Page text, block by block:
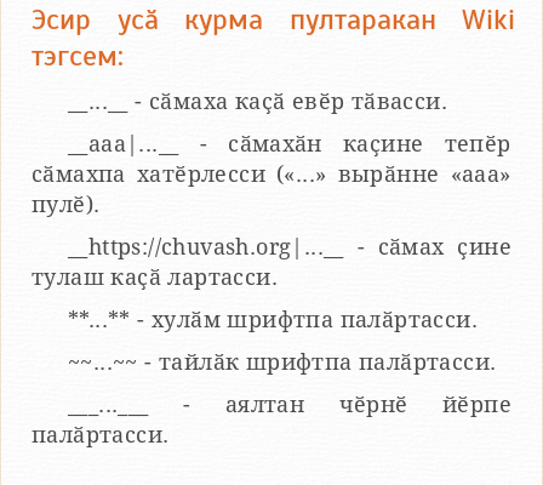
Эсир усӑ курма пултаракан Wiki
тэгсем:
__...__ - сӑмаха каҫӑ евӗр тӑвасси.
__aaa|...__ - сӑмахӑн каҫине тепӗр
сӑмахпа хатӗрлесси («...» вырӑнне «ааа»
пулӗ).
__https://chuvash.org|...__ - сӑмах ҫине
тулаш каҫӑ лартасси.
**...** - хулӑм шрифтпа палӑртасси.
~~...~~ - тайлӑк шрифтпа палӑртасси.
___...___ - аялтан чӗрнӗ йӗрпе
палӑртасси.